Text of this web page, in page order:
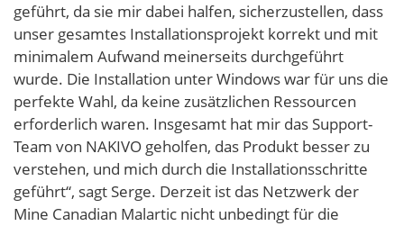
geführt, da sie mir dabei halfen, sicherzustellen, dass
unser gesamtes Installationsprojekt korrekt und mit
minimalem Aufwand meinerseits durchgeführt
wurde. Die Installation unter Windows war für uns die
perfekte Wahl, da keine zusätzlichen Ressourcen
erforderlich waren. Insgesamt hat mir das Support-
Team von NAKIVO geholfen, das Produkt besser zu
verstehen, und mich durch die Installationsschritte
geführt“, sagt Serge. Derzeit ist das Netzwerk der
Mine Canadian Malartic nicht unbedingt für die